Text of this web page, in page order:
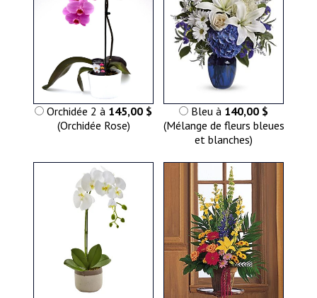
Orchidée 2 à 145,00 $
(Orchidée Rose)
Bleu à 140,00 $
(Mélange de fleurs bleues
et blanches)